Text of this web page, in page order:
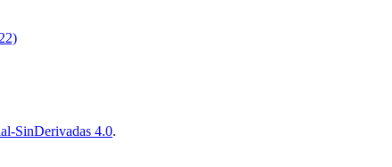
SinDerivadas 4.0.